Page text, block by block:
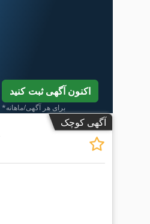
اکنون آگهی ثبت کنید
*برای هر آگهی/ماهانه
آگهی کوچک